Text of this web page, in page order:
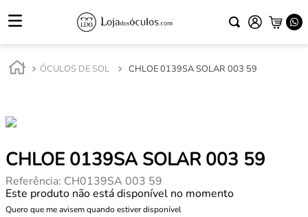
ÓCULOS DE SOL CHLOE 0139SA SOLAR 003 59
CHLOE 0139SA SOLAR 003 59
Referência: CH0139SA 003 59
Este produto não está disponível no momento
Quero que me avisem quando estiver disponível